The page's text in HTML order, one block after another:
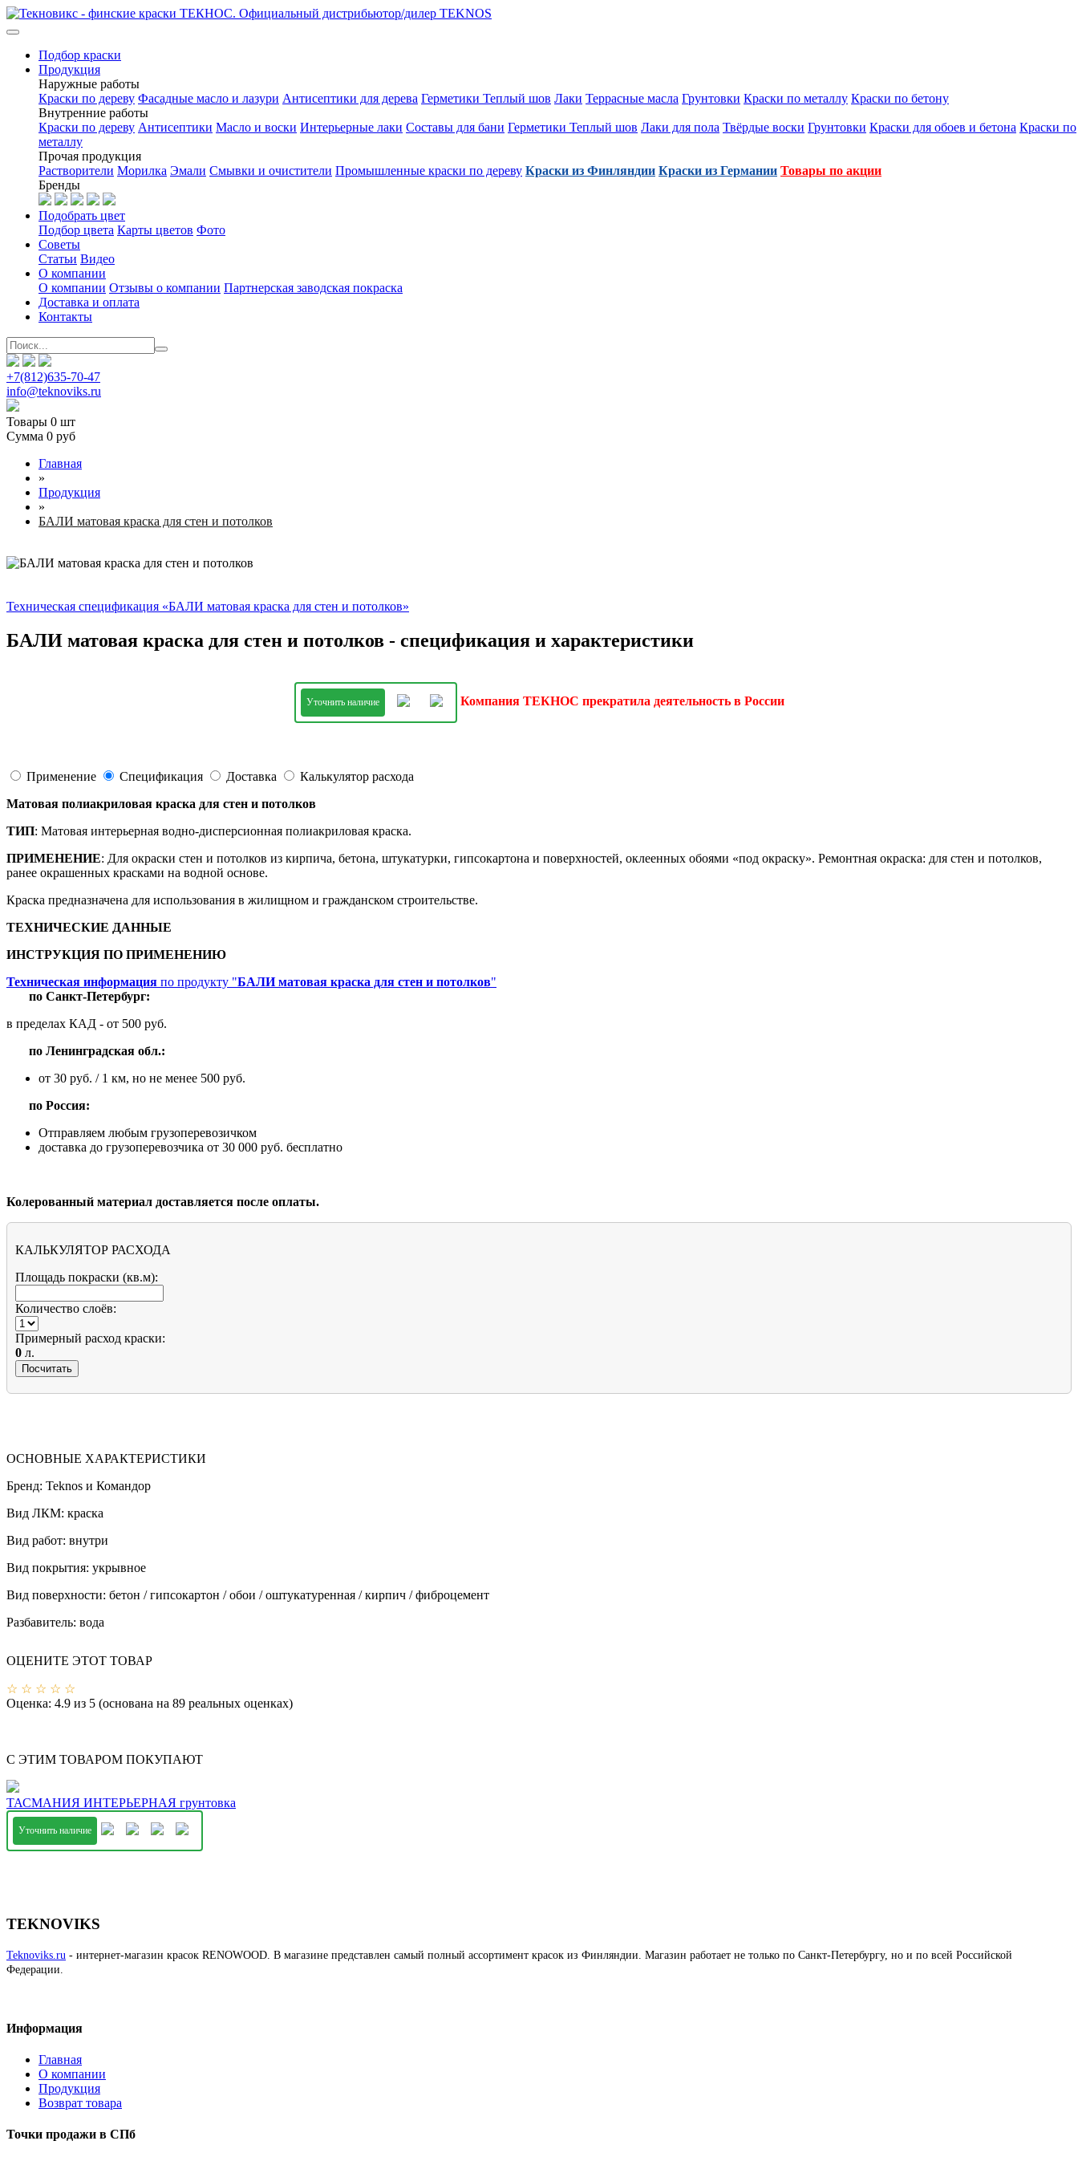
Подбор краски
Продукция
Наружные работы
Краски по дереву Фасадные масло и лазури Антисептики для дерева Герметики Теплый шов Лаки Террасные масла Грунтовки Краски по металлу Краски по бетону
Внутренние работы
Краски по дереву Антисептики Масло и воски Интерьерные лаки Составы для бани Герметики Теплый шов Лаки для пола Твёрдые воски Грунтовки Краски для обоев и бетона Краски по
металлу
Прочая продукция
Растворители Морилка Эмали Смывки и очистители Промышленные краски по дереву Краски из Финляндии Краски из Германии Товары по акции
Бренды
Подобрать цвет
Подбор цвета Карты цветов Фото
Советы
Статьи Видео
О компании
О компании Отзывы о компании Партнерская заводская покраска
Доставка и оплата
Контакты
+7(812)635-70-47
info@teknoviks.ru
Товары 0 шт
Сумма 0 руб
Главная
»
Продукция
»
БАЛИ матовая краска для стен и потолков
Техническая спецификация «БАЛИ матовая краска для стен и потолков»
БАЛИ матовая краска для стен и потолков - спецификация и характеристики
Уточнить наличие Компания ТЕКНОС прекратила деятельность в России
Применение Спецификация Доставка
Калькулятор расхода
Матовая полиакриловая краска для стен и потолков
ТИП: Матовая интерьерная водно-дисперсионная полиакриловая краска.
ПРИМЕНЕНИЕ: Для окраски стен и потолков из кирпича, бетона, штукатурки, гипсокартона и поверхностей, оклеенных обоями «под окраску». Ремонтная окраска: для стен и потолков,
ранее окрашенных красками на водной основе.
Краска предназначена для использования в жилищном и гражданском строительстве.
ТЕХНИЧЕСКИЕ ДАННЫЕ
ИНСТРУКЦИЯ ПО ПРИМЕНЕНИЮ
Техническая информация по продукту "БАЛИ матовая краска для стен и потолков"
по Санкт-Петербург:
в пределах КАД - от 500 руб.
по Ленинградская обл.:
от 30 руб. / 1 км, но не менее 500 руб.
по Россия:
Отправляем любым грузоперевозичком
доставка до грузоперевозчика от 30 000 руб. бесплатно
Колерованный материал доставляется после оплаты.
КАЛЬКУЛЯТОР РАСХОДА
Площадь покраски (кв.м):
Количество слоёв:
Примерный расход краски:
0 л.
ОСНОВНЫЕ ХАРАКТЕРИСТИКИ
Бренд: Teknos и Командор
Вид ЛКМ: краска
Вид работ: внутри
Вид покрытия: укрывное
Вид поверхности: бетон / гипсокартон / обои / оштукатуренная / кирпич / фиброцемент
Разбавитель: вода
ОЦЕНИТЕ ЭТОТ ТОВАР
☆ ☆ ☆ ☆ ☆
Оценка: 4.9 из 5 (основана на 89 реальных оценках)
С ЭТИМ ТОВАРОМ ПОКУПАЮТ
ТАСМАНИЯ ИНТЕРЬЕРНАЯ грунтовка
Уточнить наличие
TEKNOVIKS
Teknoviks.ru - интернет-магазин красок RENOWOOD. В магазине представлен самый полный ассортимент красок из Финляндии. Магазин работает не только по Санкт-Петербургу, но и по всей Российской
Федерации.
Информация
Главная
О компании
Продукция
Возврат товара
Точки продажи в СПб